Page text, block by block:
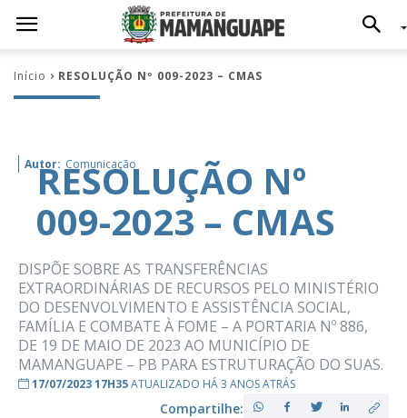
Início RESOLUÇÃO Nº 009-2023 – CMAS
Autor: Comunicação
RESOLUÇÃO Nº
009-2023 – CMAS
DISPÕE SOBRE AS TRANSFERÊNCIAS
EXTRAORDINÁRIAS DE RECURSOS PELO MINISTÉRIO
DO DESENVOLVIMENTO E ASSISTÊNCIA SOCIAL,
FAMÍLIA E COMBATE À FOME – A PORTARIA Nº 886,
DE 19 DE MAIO DE 2023 AO MUNICÍPIO DE
MAMANGUAPE – PB PARA ESTRUTURAÇÃO DO SUAS.
17/07/2023 17H35ATUALIZADO HÁ 3 ANOS ATRÁS
Compartilhe: